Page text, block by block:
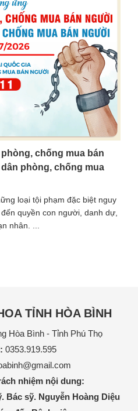
chống mua bán
phòng, chống mua
loại tội phạm đặc biệt nguy
quyền con người, danh dự,
nhân. ...
TỈNH HÒA BÌNH
Hòa Bình - Tỉnh Phú Thọ
0353.919.595
nội dung:
Bác sỹ. Nguyễn Hoàng Diệu